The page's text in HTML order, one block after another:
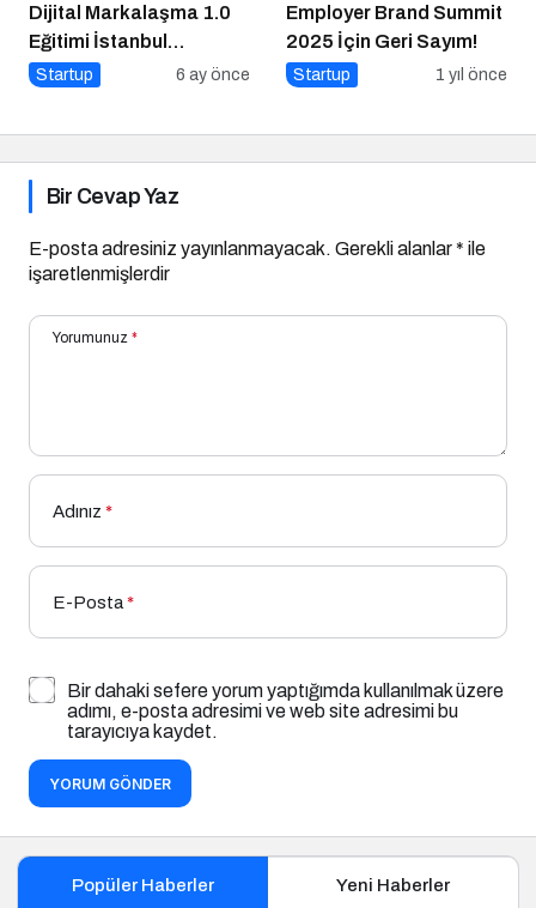
Dijital Markalaşma 1.0
Eğitimi İstanbul
Üniversitesi’nde
Startup 6 ay önce
Employer Brand Summit
2025 İçin Geri Sayım!
Startup 1 yıl önce
Bir Cevap Yaz
E-posta adresiniz yayınlanmayacak. Gerekli alanlar* ile
işaretlenmişlerdir
Yorumunuz *
Adınız *
E-Posta*
Bir dahaki sefere yorum yaptığımda kullanılmak üzere
adımı, e-posta adresimi ve web site adresimi bu
tarayıcıya kaydet.
YORUM GÖNDER
Popüler Haberler Yeni Haberler